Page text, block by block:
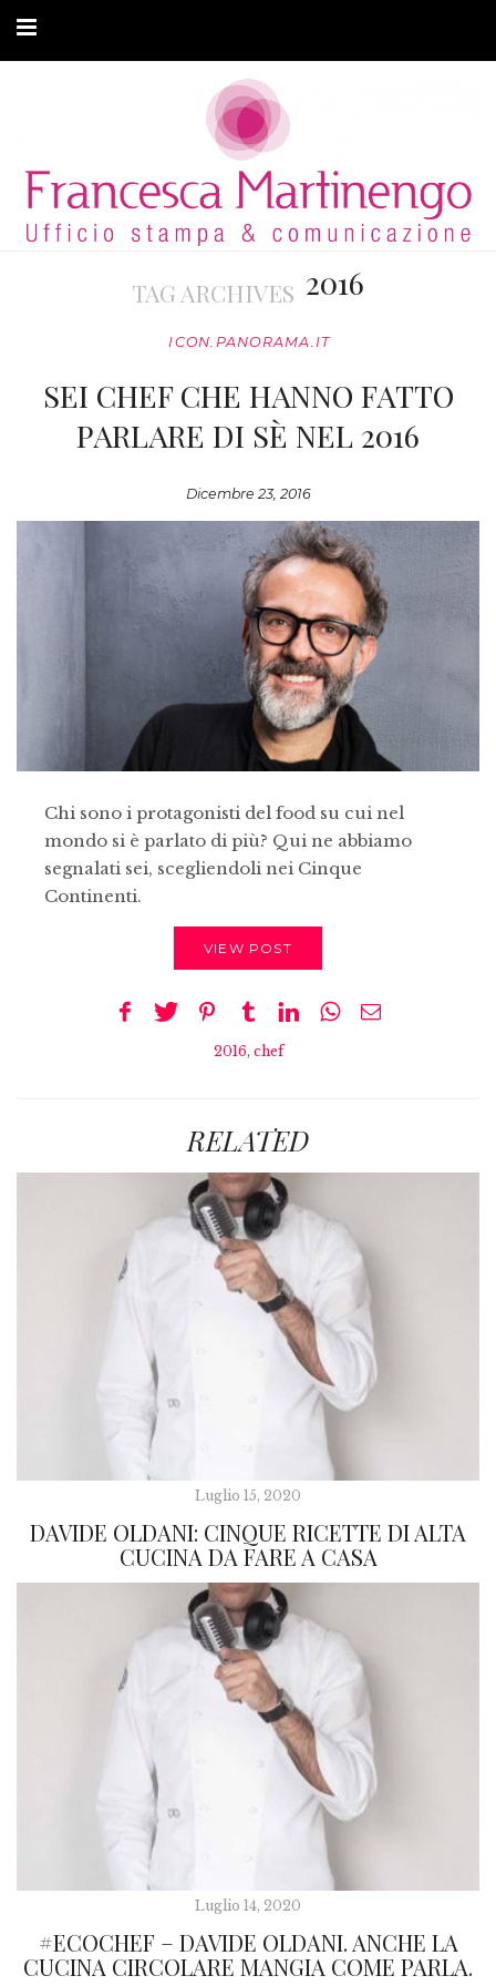
ARTICOLI
MODA ADATTIVA
TAG ARCHIVES 2016
ICON.PANORAMA.IT
SEI CHEF CHE HANNO FATTO
PARLARE DI SÈ NEL 2016
Dicembre 23, 2016
Chi sono i protagonisti del food su cui nel
mondo si è parlato di più? Qui ne abbiamo
segnalati sei, scegliendoli nei Cinque
Continenti.
VIEW POST
2016, chef
RELATED
Luglio 15, 2020
DAVIDE OLDANI: CINQUE RICETTE DI ALTA
CUCINA DA FARE A CASA
Luglio 14, 2020
#ECOCHEF – DAVIDE OLDANI. ANCHE LA
CUCINA CIRCOLARE MANGIA COME PARLA.